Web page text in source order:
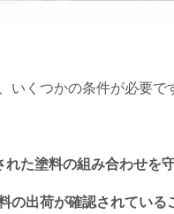
いくつかの条件が必要で
た塗料の組み合わせを守
出荷が確認されている